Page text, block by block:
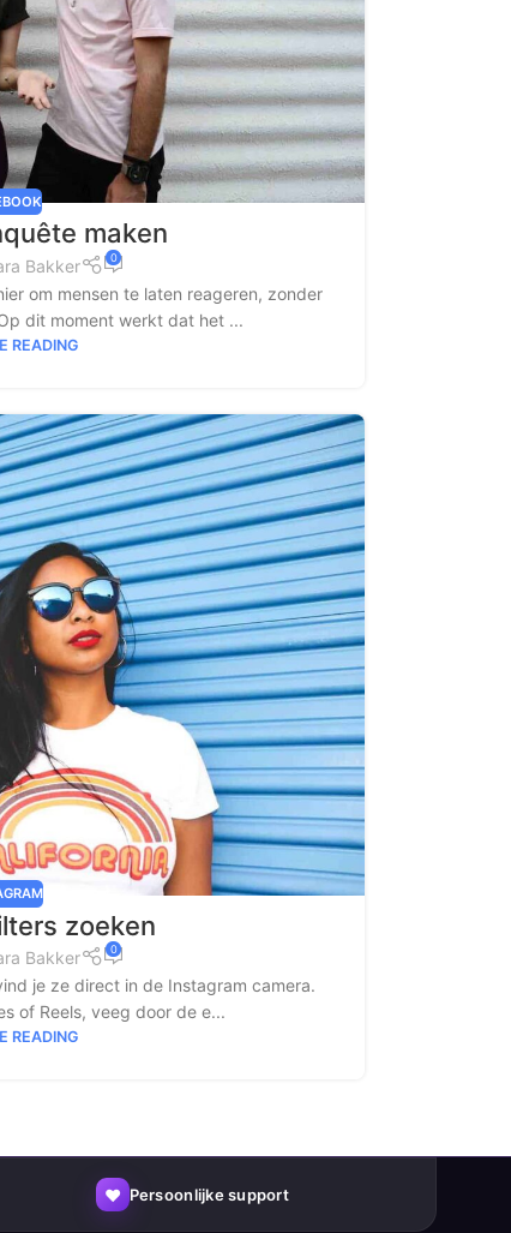
maken
Bakker 0
om mensen te laten reageren, zonder
dit moment werkt dat het ...
READING
zoeken
Bakker 0
je ze direct in de Instagram camera.
of Reels, veeg door de e...
READING
♥ Persoonlijke support